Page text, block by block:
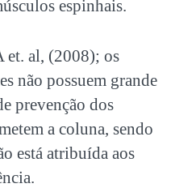
espinhais.
et. al, (2008); os
não possuem grande
prevenção dos
a coluna, sendo
está atribuída aos